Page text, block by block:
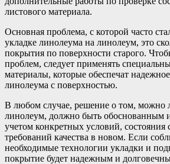
листового материала.
Основная проблема, с которой часто
укладке линолеума на линолеум, это
покрытия по поверхности старого.
проблем, следует применять
материалы, которые обеспечат
линолеума с поверхностью.
В любом случае, решение о том, можно
линолеум, должно быть обоснованным
учетом конкретных условий, состояния
требований качества в новом. Если
необходимые технологии укладки и
покрытие будет надежным и